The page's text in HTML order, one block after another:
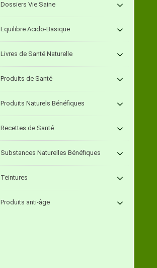
Dossiers Vie Saine
Equilibre Acido-Basique
Livres de Santé Naturelle
Produits de Santé
Produits Naturels Bénéfiques
Recettes de Santé
Substances Naturelles Bénéfiques
Teintures
Produits anti-âge